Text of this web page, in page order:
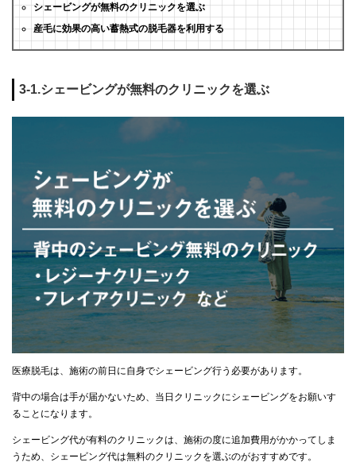
シェービングが無料のクリニックを選ぶ
産毛に効果の高い蓄熱式の脱毛器を利用する
3-1.シェービングが無料のクリニックを選ぶ
医療脱毛は、施術の前日に自身でシェービング行う必要があります。
背中の場合は手が届かないため、当日クリニックにシェービングをお願いす
ることになります。
シェービング代が有料のクリニックは、施術の度に追加費用がかかってしま
うため、シェービング代は無料のクリニックを選ぶのがおすすめです。